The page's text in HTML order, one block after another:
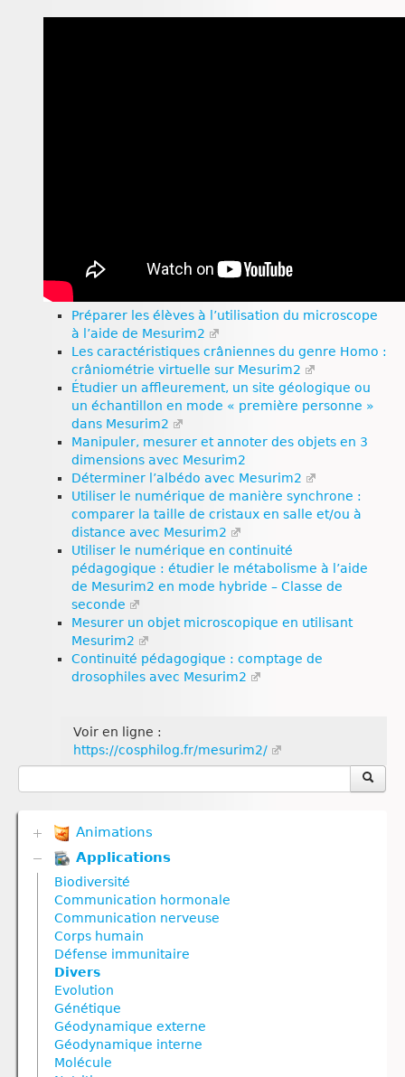
Préparer les élèves à l’utilisation du microscope
à l’aide de Mesurim2
Les caractéristiques crâniennes du genre Homo :
crâniométrie virtuelle sur Mesurim2
Étudier un affleurement, un site géologique ou
un échantillon en mode « première personne »
dans Mesurim2
Manipuler, mesurer et annoter des objets en 3
dimensions avec Mesurim2
Déterminer l’albédo avec Mesurim2
Utiliser le numérique de manière synchrone :
comparer la taille de cristaux en salle et/ou à
distance avec Mesurim2
Utiliser le numérique en continuité
pédagogique : étudier le métabolisme à l’aide
de Mesurim2 en mode hybride – Classe de
seconde
Mesurer un objet microscopique en utilisant
Mesurim2
Continuité pédagogique : comptage de
drosophiles avec Mesurim2
Voir en ligne :
https://cosphilog.fr/mesurim2/
Animations
Biodiversité
Communication hormonale
Communication nerveuse
Corps humain
Défense immunitaire
Divers
Génétique
Géodynamique externe
Géodynamique interne
Nutrition
Nutrition animale
Nutrition végétale
Applications
Biodiversité
Communication hormonale
Communication nerveuse
Corps humain
Défense immunitaire
Divers
Evolution
Génétique
Géodynamique externe
Géodynamique interne
Molécule